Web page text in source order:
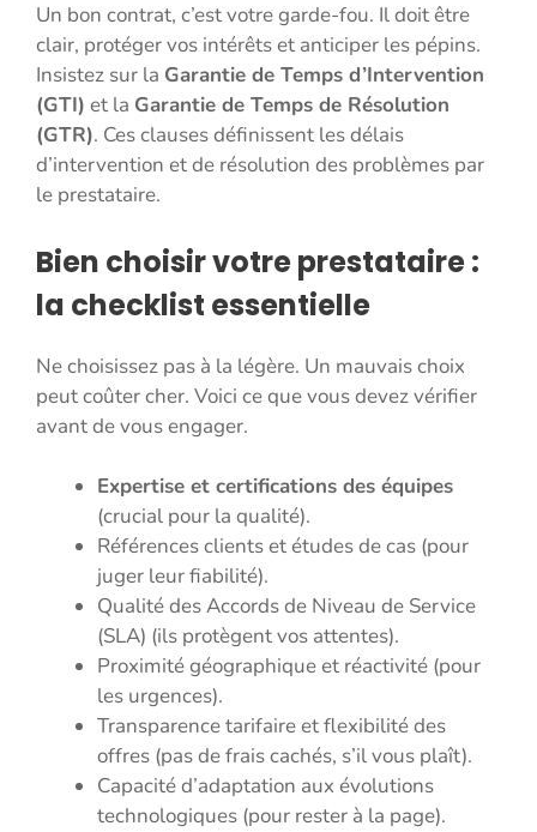
Un bon contrat, c’est votre garde-fou. Il doit être
clair, protéger vos intérêts et anticiper les pépins.
Insistez sur la Garantie de Temps d’Intervention
(GTI) et la Garantie de Temps de Résolution
(GTR). Ces clauses définissent les délais
d’intervention et de résolution des problèmes par
le prestataire.
Bien choisir votre prestataire :
la checklist essentielle
Ne choisissez pas à la légère. Un mauvais choix
peut coûter cher. Voici ce que vous devez vérifier
avant de vous engager.
Expertise et certifications des équipes
(crucial pour la qualité).
Références clients et études de cas (pour
juger leur fiabilité).
Qualité des Accords de Niveau de Service
(SLA) (ils protègent vos attentes).
Proximité géographique et réactivité (pour
les urgences).
Transparence tarifaire et flexibilité des
offres (pas de frais cachés, s’il vous plaît).
Capacité d’adaptation aux évolutions
technologiques (pour rester à la page).